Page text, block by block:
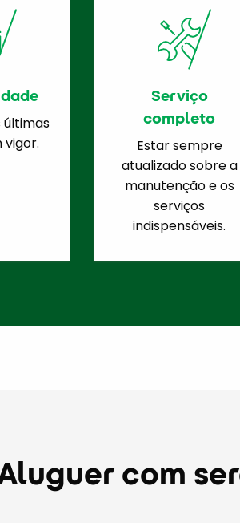
últimas
vigor.
Serviço
completo
Estar sempre
atualizado sobre a
manutenção e os
serviços
indispensáveis.
com